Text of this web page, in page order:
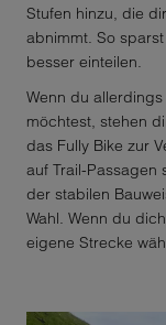
Stufen hinzu, die
abnimmt. So
besser einteilen.
Wenn du
möchtest, stehen
das Fully Bike zur
auf Trail-Passagen
der stabilen
Wahl. Wenn du
eigene Strecke